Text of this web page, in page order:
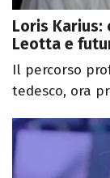
Loris
Leotta e
Il percorso
tedesco, ora